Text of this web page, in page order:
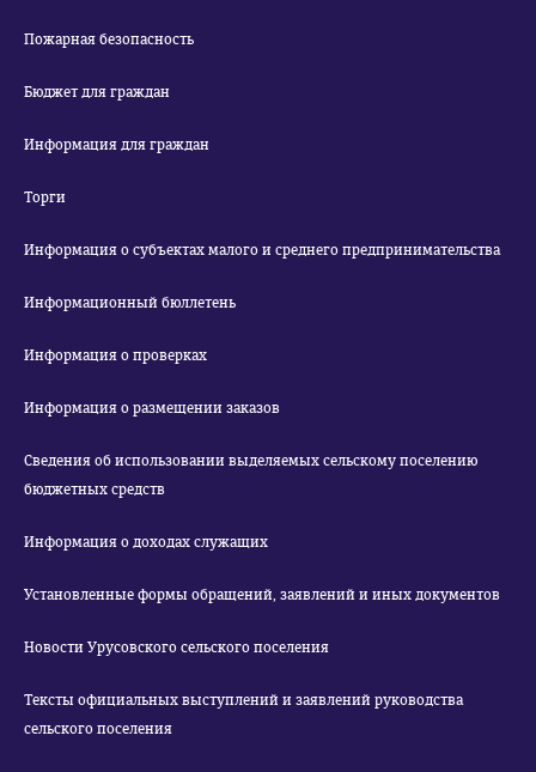
Пожарная безопасность
Бюджет для граждан
Информация для граждан
Торги
Информация о субъектах малого и среднего предпринимательства
Информационный бюллетень
Информация о проверках
Информация о размещении заказов
Сведения об использовании выделяемых сельскому поселению
бюджетных средств
Информация о доходах служащих
Установленные формы обращений, заявлений и иных документов
Новости Урусовского сельского поселения
Тексты официальных выступлений и заявлений руководства
сельского поселения